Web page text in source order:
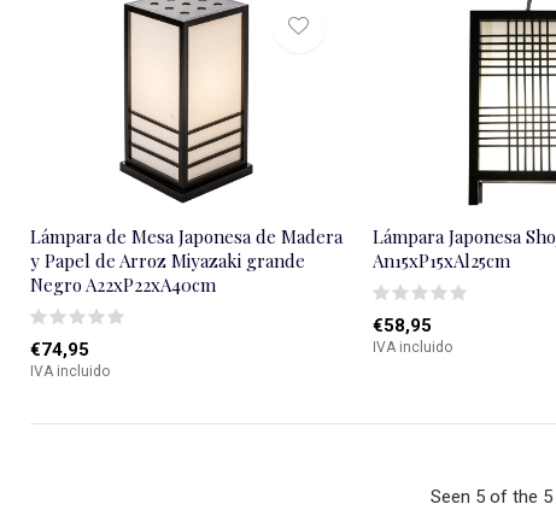
Lámpara de Mesa Japonesa de Madera
y Papel de Arroz Miyazaki grande
Negro A22xP22xA40cm
€74,95
IVA incluido
Lámpara Japonesa
An15xP15xAl25cm
€58,95
IVA incluido
Seen 5 of the